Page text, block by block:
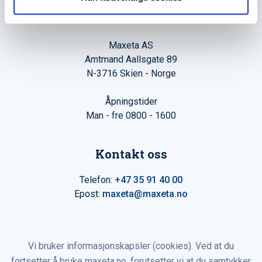
Hovedkontor
Maxeta AS
Amtmand Aallsgate 89
N-3716 Skien - Norge
Åpningstider
Man - fre 0800 - 1600
Kontakt oss
Telefon: +47 35 91 40 00
Epost: maxeta@maxeta.no
Vi bruker informasjonskapsler (cookies). Ved at du